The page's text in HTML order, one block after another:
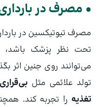
• مصرف در
مصرف تیوتیکسین در
تحت نظر پزشک باشد،
می‌توانند روی جنین اثر
تولد علائمی مثل
تغذیه را تجربه کند.